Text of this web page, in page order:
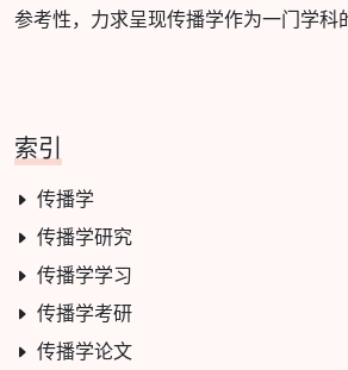
参考性，力求呈现传播学作为一门学科
索引
传播学
传播学研究
传播学学习
传播学考研
传播学论文